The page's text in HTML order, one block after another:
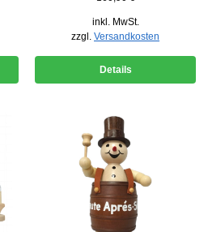
inkl. MwSt.
zzgl. Versandkosten
Details